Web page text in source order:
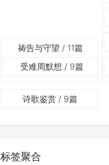
祷告与守望 / 11篇
受难周默想 / 9篇
诗歌鉴赏 / 9篇
标签聚合